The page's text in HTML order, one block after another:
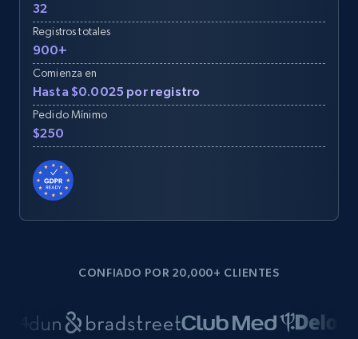
32
Registros totales
900+
Comienza en
Hasta $0.0025 por registro
Pedido Mínimo
$250
CONFIADO POR 20,000+ CLIENTES